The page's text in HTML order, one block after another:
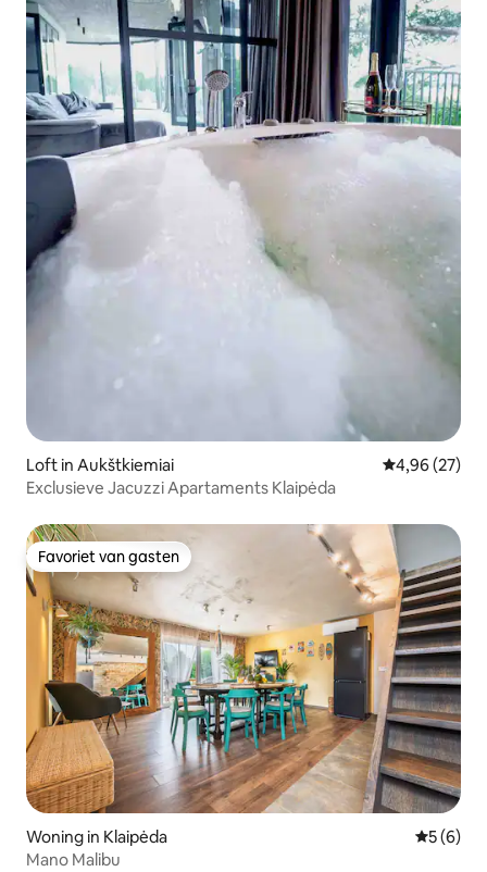
Loft in Aukštkiemiai Gemiddelde
4,96 (27)
Exclusieve Jacuzzi Apartaments Klaipėda
Favoriet van gasten
Favoriet van gasten
Woning in Klaipėda
5 (6)
Mano Malibu